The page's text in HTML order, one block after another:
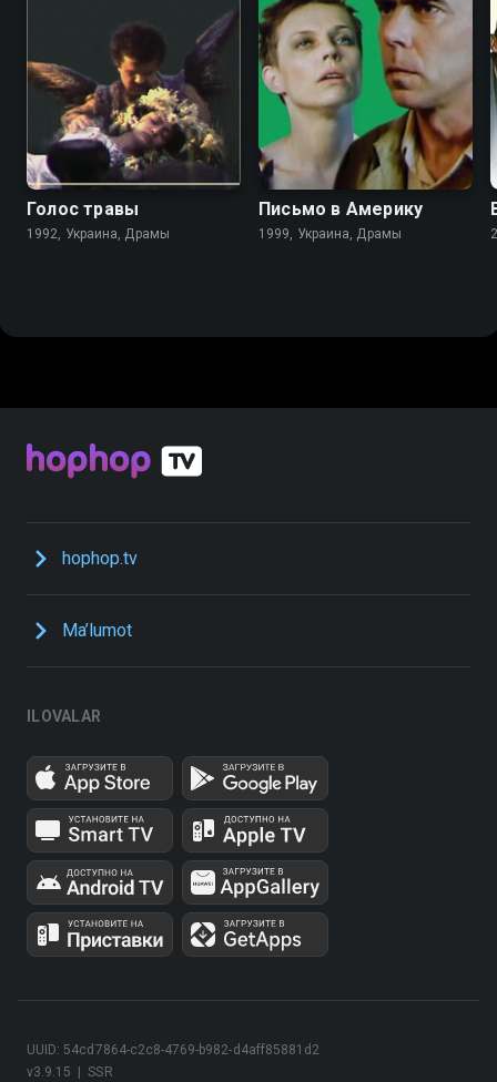
7.4 7.3
Голос травы
1992, Украина, Драмы
6.7 6.1
Письмо в Америку
1999, Украина, Драмы
hophop.tv
Ma’lumot
ILOVALAR
v3.9.15 SSR
UUID: 54cd7864-c2c8-4769-b982-d4aff85881d2